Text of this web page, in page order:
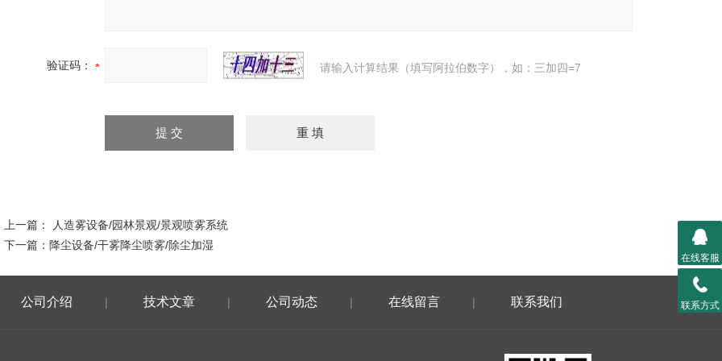
验证码： 请输入计算结果（填写阿拉伯数字），如：三加四=7
上一篇：
人造雾设备/园林景观/景观喷雾系统
下一篇： 降尘设备/干雾降尘喷雾/除尘加湿
公司介绍 | 技术文章 | 公司动态 | 在线留言 | 联系我们
在线客服
联系方式